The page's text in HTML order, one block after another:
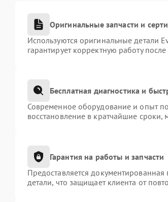
Оригинальные запчасти и
Используются оригинальные детали
гарантирует корректную работу
Бесплатная диагностика и
Современное оборудование и опыт
восстановление в кратчайшие сроки,
Гарантия на работы и запчасти
Предоставляется
детали, что защищает клиента от